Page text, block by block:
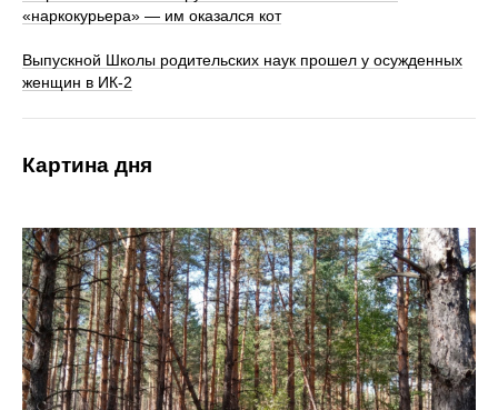
«наркокурьера» — им оказался кот
Выпускной Школы родительских наук прошел у осужденных
женщин в ИК-2
Картина дня